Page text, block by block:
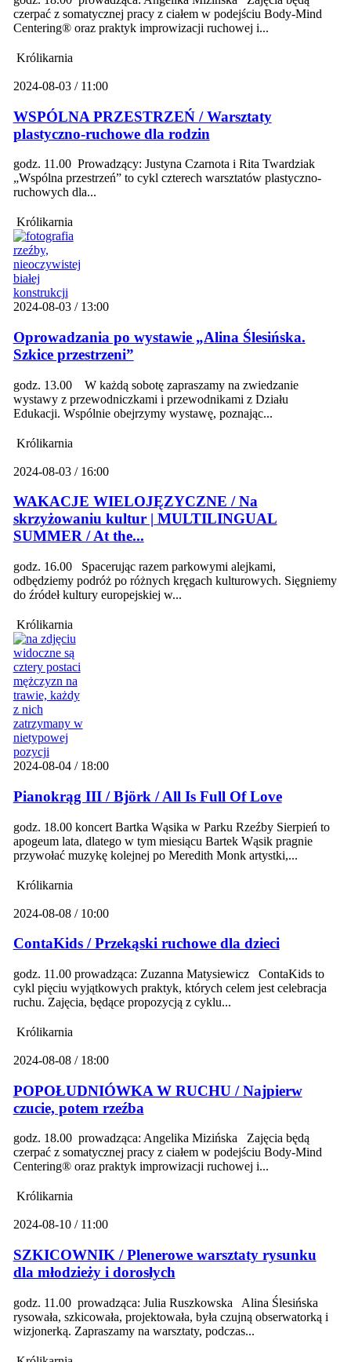
czerpać z somatycznej pracy z ciałem w podejściu Body-Mind
Centering® oraz praktyk improwizacji ruchowej i...
Królikarnia
2024-08-03 / 11:00
WSPÓLNA PRZESTRZEŃ / Warsztaty
plastyczno-ruchowe dla rodzin
godz. 11.00 Prowadzący: Justyna Czarnota i Rita Twardziak
„Wspólna przestrzeń” to cykl czterech warsztatów plastyczno-
ruchowych dla...
Królikarnia
2024-08-03 / 13:00
Oprowadzania po wystawie „Alina Ślesińska.
Szkice przestrzeni”
godz. 13.00 W każdą sobotę zapraszamy na zwiedzanie
wystawy z przewodniczkami i przewodnikami z Działu
Edukacji. Wspólnie obejrzymy wystawę, poznając...
Królikarnia
2024-08-03 / 16:00
WAKACJE WIELOJĘZYCZNE / Na
skrzyżowaniu kultur | MULTILINGUAL
SUMMER / At the...
godz. 16.00 Spacerując razem parkowymi alejkami,
odbędziemy podróż po różnych kręgach kulturowych. Sięgniemy
do źródeł kultury europejskiej w...
Królikarnia
2024-08-04 / 18:00
Pianokrąg III / Björk / All Is Full Of Love
godz. 18.00 koncert Bartka Wąsika w Parku Rzeźby Sierpień to
apogeum lata, dlatego w tym miesiącu Bartek Wąsik pragnie
przywołać muzykę kolejnej po Meredith Monk artystki,...
Królikarnia
2024-08-08 / 10:00
ContaKids / Przekąski ruchowe dla dzieci
godz. 11.00 prowadząca: Zuzanna Matysiewicz ContaKids to
cykl pięciu wyjątkowych praktyk, których celem jest celebracja
ruchu. Zajęcia, będące propozycją z cyklu...
Królikarnia
2024-08-08 / 18:00
POPOŁUDNIÓWKA W RUCHU / Najpierw
czucie, potem rzeźba
godz. 18.00 prowadząca: Angelika Mizińska Zajęcia będą
czerpać z somatycznej pracy z ciałem w podejściu Body-Mind
Centering® oraz praktyk improwizacji ruchowej i...
Królikarnia
2024-08-10 / 11:00
SZKICOWNIK / Plenerowe warsztaty rysunku
dla młodzieży i dorosłych
godz. 11.00 prowadząca: Julia Ruszkowska Alina Ślesińska
rysowała, szkicowała, projektowała, była czujną obserwatorką i
wizjonerką. Zapraszamy na warsztaty, podczas...